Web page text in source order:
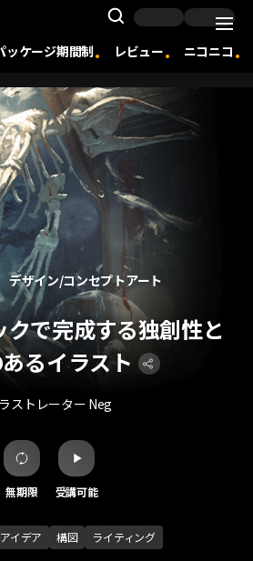
ソ.
Search
ッケージ期間制 レビュー ニコニコ
で完成する独創性と
るイラスト
ストレーター Neg
デザイン/コンセプトアート
無期限 受講可能
アイデア 構図 ライティング